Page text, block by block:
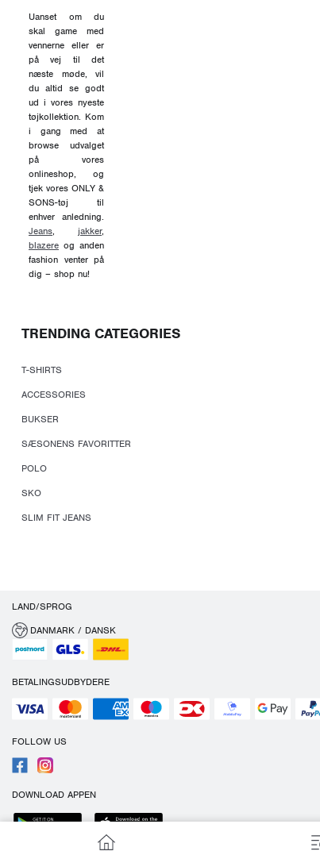
Uanset om du
skal game med
vennerne eller er
på vej til det
næste møde, vil
du altid se godt
ud i vores nyeste
tøjkollektion. Kom
i gang med at
browse udvalget
på vores
onlineshop, og
tjek vores ONLY &
SONS-tøj til
enhver anledning.
Jeans, jakker,
blazere og anden
fashion venter på
dig – shop nu!
TRENDING CATEGORIES
T-SHIRTS
ACCESSORIES
BUKSER
SÆSONENS FAVORITTER
POLO
SKO
SLIM FIT JEANS
LAND/SPROG
DANMARK / DANSK
BETALINGSUDBYDERE
FOLLOW US
DOWNLOAD APPEN